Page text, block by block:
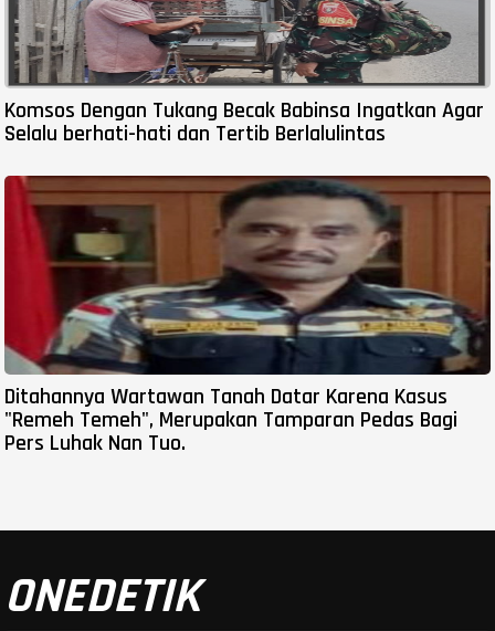
Komsos Dengan Tukang Becak Babinsa Ingatkan Agar
Selalu berhati-hati dan Tertib Berlalulintas
Ditahannya Wartawan Tanah Datar Karena Kasus
"Remeh Temeh", Merupakan Tamparan Pedas Bagi
Pers Luhak Nan Tuo.
ONEDETIK